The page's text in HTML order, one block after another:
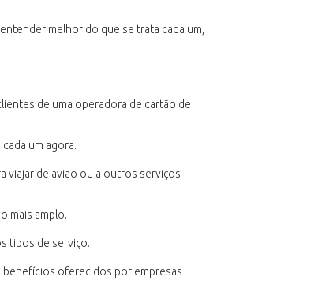
melhor do que se trata cada um,
de uma operadora de cartão de
um agora.
viajar de avião ou a outros serviços
mais amplo.
tipos de serviço.
benefícios oferecidos por empresas